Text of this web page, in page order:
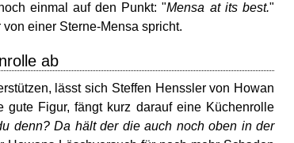
einmal auf den Punkt: "Mensa at its best."
einer Sterne-Mensa spricht.
ab
lässt sich Steffen Henssler von Howan
Figur, fängt kurz darauf eine Küchenrolle
denn? Da hält der die auch noch oben in der